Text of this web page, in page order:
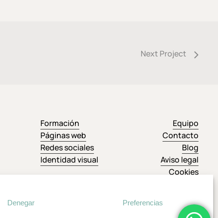
Denegar Preferencias
Next Project
Formación
Páginas web
Redes sociales
Identidad visual
Equipo
Contacto
Blog
Aviso legal
Cookies